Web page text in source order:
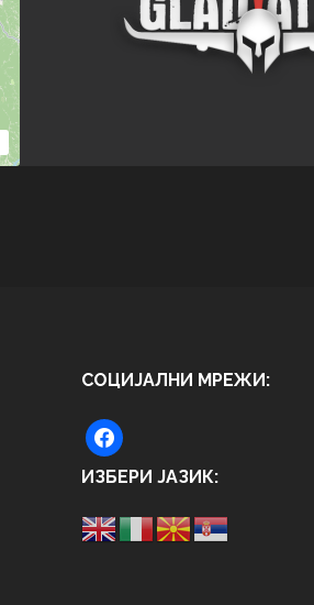
СОЦИЈАЛНИ МРЕЖИ:
ИЗБЕРИ ЈАЗИК: